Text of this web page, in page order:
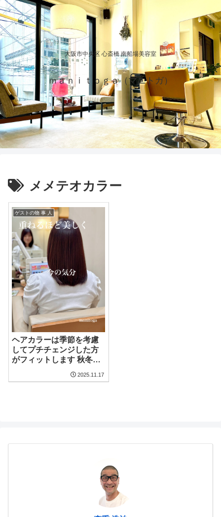
大阪市中央区 心斎橋 南船場美容室
ｍａｎｉｔｏｇａ（マニトガ）
メメテオカラー
ゲストの物 事 人
ヘアカラーは季節を考慮
してプチチェンジした方
がフィットします 秋冬コ
いた色目でホッコリする
2025.11.17